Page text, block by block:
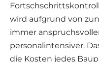
wird aufgrund von
immer
personalintensiver.
die Kosten jedes